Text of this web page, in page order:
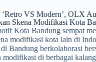
‘Retro VS Modern’, OLX
Skena Modifikasi Kota
Kota Bandung sempat
modifikasi kota lain di
Bandung berkolaborasi
modifikasi di berbagai